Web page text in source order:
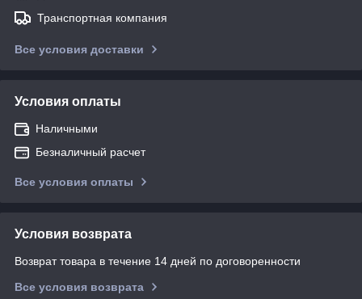
Транспортная компания
Все условия доставки
Условия оплаты
Наличными
Безналичный расчет
Все условия оплаты
Условия возврата
Возврат товара в течение 14 дней по договоренности
Все условия возврата